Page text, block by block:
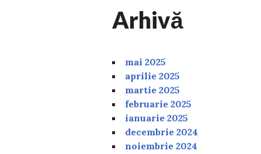
Arhivă
mai 2025
aprilie 2025
martie 2025
februarie 2025
ianuarie 2025
decembrie 2024
noiembrie 2024